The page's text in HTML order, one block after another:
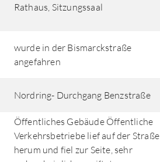
Rathaus, Sitzungssaal
wurde in der Bismarckstraße
angefahren
Nordring- Durchgang Benzstraße
Öffentliches Gebäude Öffentliche
Verkehrsbetriebe lief auf der Straße
herum und fiel zur Seite, sehr